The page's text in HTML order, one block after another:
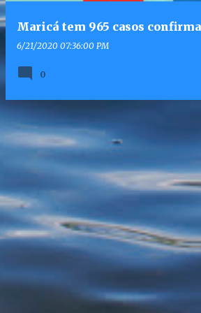
Maricá tem 965 casos
6/21/2020 07:36:00 PM
0